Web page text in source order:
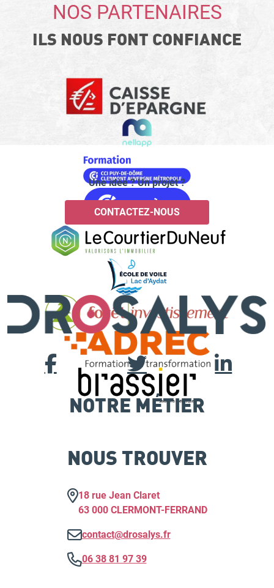
NOS PARTENAIRES
ILS NOUS FONT CONFIANCE
Une idée ? Un projet ?
CONTACTEZ-NOUS
NOTRE MÉTIER
NOUS TROUVER
18 rue Jean Claret
63 000 CLERMONT-FERRAND
contact@drosalys.fr
06 38 81 97 39